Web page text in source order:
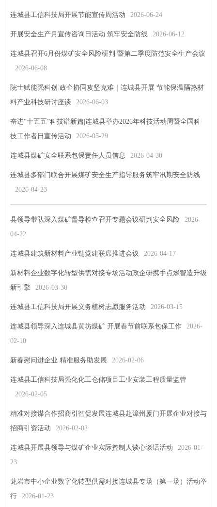
连城县工信科技局开展节能宣传周活动 2026-06-24
开展安全生产月宣传咨询日活动 筑牢安全防线 2026-06-12
连城县召开6月份煤矿安全风险研判 暨第二季度防范安全生产会议
2026-06-08
院士赋能强科创 政企协同攻坚克难｜连城县开展 节能保温隔热材
料产业科技研讨座谈
2026-06-03
奋进“十五五”科技谱新篇|连城县举办2026年科技活动周暨全国科
技工作者日宣传活动
2026-05-29
连城县煤矿安全联系包保责任人员信息 2026-04-30
连城县多部门联合开展煤矿安全生产指导服务筑牢汛期安全防线
2026-04-23
县领导带队深入煤矿督导检查召开专题会议研判安全风险
2026-
04-22
连城县建筑新材料产业链党建联席推进会议 2026-04-17
新材料企业数字化转型供需对接专场活动政企研携手点燃智造升级
新引擎
2026-03-30
连城县工信科技局开展义务植树志愿服务活动 2026-03-15
连城县领导深入连城县黄坊煤矿 开展春节前联系包保工作
2026-
02-10
新春慰问进企业 精准服务助发展 2026-02-06
连城县工信科技局强化化工仓储项目工业安装工程质量监管
2026-02-05
精准对接谋合作招商引智促发展连城县赴漳州厦门开展企业对接与
招商引资活动
2026-02-02
连城县开展县领导与煤矿企业实际控制人谈心谈话活动
2026-01-
23
龙岩市中小企业数字化转型供需对接连城县专场（第一场）活动举
行
2026-01-23